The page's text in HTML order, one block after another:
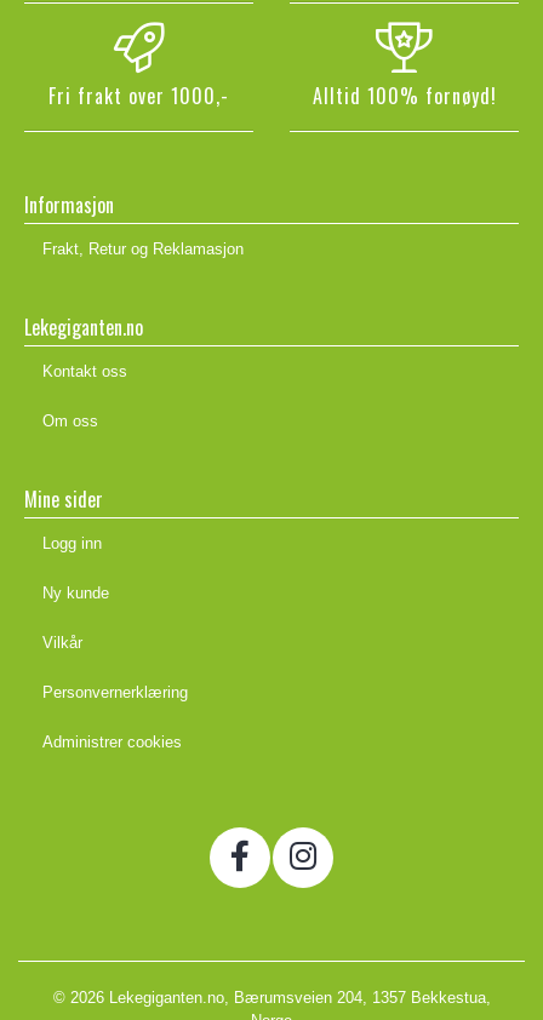
Fri frakt over 1000,- Alltid 100% fornøyd!
Informasjon
Frakt, Retur og Reklamasjon
Lekegiganten.no
Kontakt oss
Om oss
Mine sider
Logg inn
Ny kunde
Vilkår
Personvernerklæring
Administrer cookies
© 2026 Lekegiganten.no, Bærumsveien 204, 1357 Bekkestua,